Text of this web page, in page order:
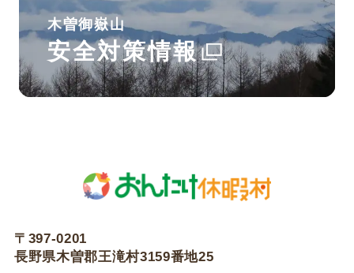
木曽御嶽山
安全対策情報
〒397-0201
長野県木曽郡王滝村3159番地25